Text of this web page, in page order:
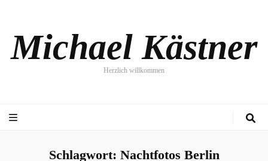
Michael Kästner
Herzlich willkommen
Schlagwort: Nachtfotos Berlin